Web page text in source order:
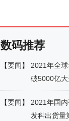
数码推荐
【要闻】
2021年全
破5000亿
【要闻】
2021年国
发科出货量